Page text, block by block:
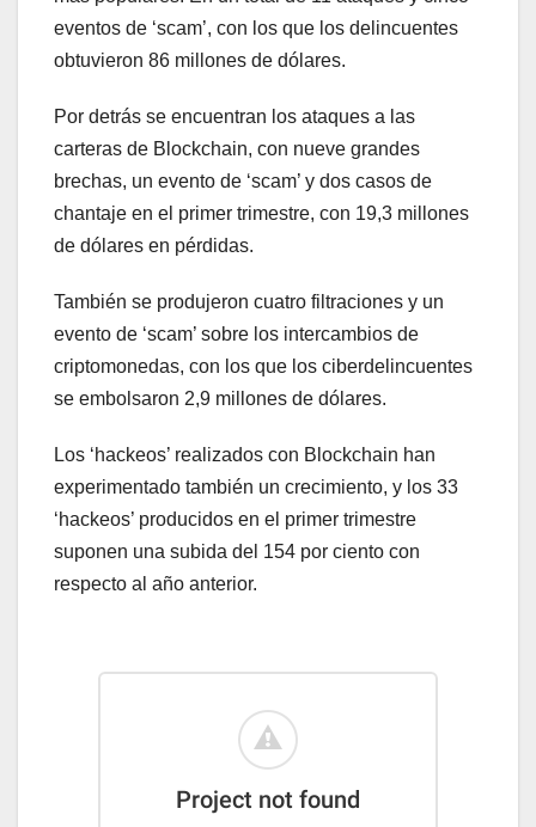
eventos de ‘scam’, con los que los delincuentes
obtuvieron 86 millones de dólares.
Por detrás se encuentran los ataques a las
carteras de Blockchain, con nueve grandes
brechas, un evento de ‘scam’ y dos casos de
chantaje en el primer trimestre, con 19,3 millones
de dólares en pérdidas.
También se produjeron cuatro filtraciones y un
evento de ‘scam’ sobre los intercambios de
criptomonedas, con los que los ciberdelincuentes
se embolsaron 2,9 millones de dólares.
Los ‘hackeos’ realizados con Blockchain han
experimentado también un crecimiento, y los 33
‘hackeos’ producidos en el primer trimestre
suponen una subida del 154 por ciento con
respecto al año anterior.